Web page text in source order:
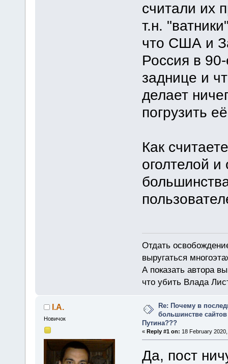
считали их
т.н.
что США и
Россия в
заднице и
делает
погрузить
Как
оголтелой и
Отдать
выругаться
А показать автора
что убить Влада
I.A.
Новичок
Re: Почему в
большинстве
Путина???
« Reply #1 on: 18 February
Да, пост